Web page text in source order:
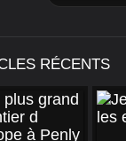
RÉCENTS